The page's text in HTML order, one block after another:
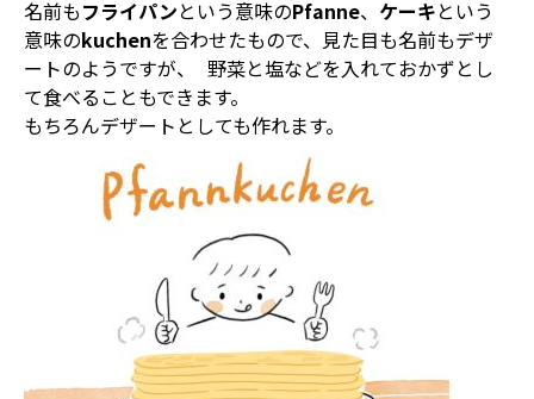
名前もフライパンという意味のPfanne、 ケーキという
意味のkuchenを合わせたもので、見た目も名前もデザ
ートのようですが、 野菜と塩などを入れておかずとし
て食べることもできます。
もちろんデザートとしても作れます。